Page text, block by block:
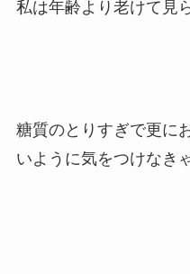
私は年齢より老けて見
糖質のとりすぎで更に
いように気をつけなき